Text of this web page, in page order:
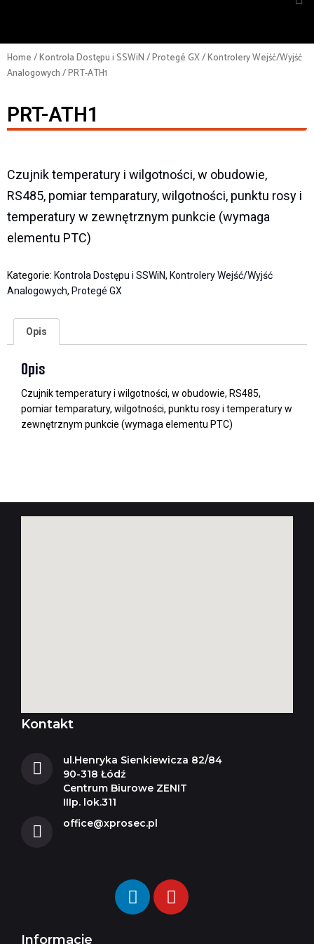
Home/Kontrola Dostępu i SSWiN/Protegé GX/Kontrolery Wejść/Wyjść
Analogowych/ PRT-ATH1
PRT-ATH1
Czujnik temperatury i wilgotności, w obudowie,
RS485, pomiar temparatury, wilgotności, punktu rosy i
temperatury w zewnętrznym punkcie (wymaga
elementu PTC)
Kategorie: Kontrola Dostępu i SSWiN, Kontrolery Wejść/Wyjść
Analogowych, Protegé GX
Opis
Opis
Czujnik temperatury i wilgotności, w obudowie, RS485,
pomiar temparatury, wilgotności, punktu rosy i temperatury w
zewnętrznym punkcie (wymaga elementu PTC)
Kontakt
ul.Henryka Sienkiewicza 82/84
90-318 Łódź
Centrum Biurowe ZENIT
IIIp. lok.311
office@xprosec.pl
Informacje